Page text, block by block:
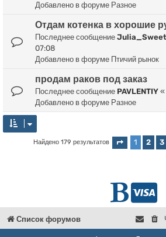
Добавлено в форуме Разное
Отдам котенка в хорошие
Последнее сообщение
07:08
Добавлено в форуме Птичий рынок
продам раков под заказ
Последнее сообщение PAVLENTIY «
Добавлено в форуме Разное
Найдено 179 результатов Страница1
1 2 3
Г
D
o
Список форумов